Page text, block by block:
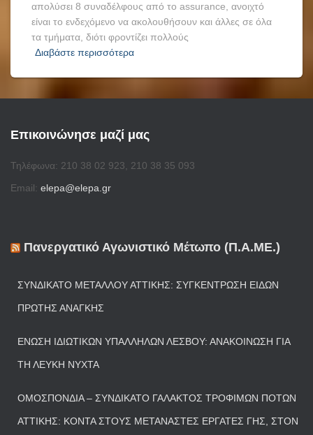
απολύσει 8 συναδέλφους από το assurance, ανοιχτό
είναι το ενδεχόμενο να ακολουθήσουν και άλλες σε όλα
τα τμήματα, διότι φροντίζει πολλούς
Διαβάστε περισσότερα
Επικοινώνησε μαζί μας
Τηλέφωνα: 210 38 02 923, 210 38 35 093
Email: elepa@elepa.gr
Πανεργατικό Αγωνιστικό Μέτωπο (Π.Α.ΜΕ.)
ΣΥΝΔΙΚΆΤΟ ΜΕΤΆΛΛΟΥ ΑΤΤΙΚΉΣ: ΣΥΓΚΈΝΤΡΩΣΗ ΕΙΔΏΝ
ΠΡΏΤΗΣ ΑΝΆΓΚΗΣ
ΈΝΩΣΗ ΙΔΙΩΤΙΚΏΝ ΥΠΑΛΛΉΛΩΝ ΛΈΣΒΟΥ: ΑΝΑΚΟΊΝΩΣΗ ΓΙΑ
ΤΗ ΛΕΥΚΉ ΝΎΧΤΑ
ΟΜΟΣΠΟΝΔΊΑ – ΣΥΝΔΙΚΆΤΟ ΓΆΛΑΚΤΟΣ ΤΡΟΦΊΜΩΝ ΠΟΤΏΝ
ΑΤΤΙΚΉΣ: ΚΟΝΤΆ ΣΤΟΥΣ ΜΕΤΑΝΆΣΤΕΣ ΕΡΓΆΤΕΣ ΓΗΣ, ΣΤΟΝ